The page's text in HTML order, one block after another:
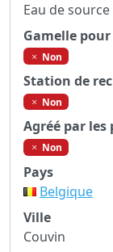
Eau de source
Gamelle
Non
Station de
Non
Agréé par
Non
Pays
Belgique
Ville
Couvin